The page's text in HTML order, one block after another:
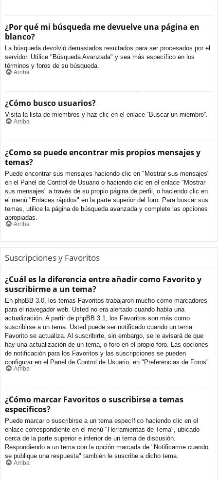
¿Por qué mi búsqueda me devuelve una página en
blanco?
La búsqueda devolvió demasiados resultados para ser procesados por el
servidor. Utilice "Búsqueda Avanzada" y sea más específico en los
términos y foros de su búsqueda.
Arriba
¿Cómo busco usuarios?
Visita la lista de miembros y haz clic en el enlace “Buscar un miembro”.
Arriba
¿Como se puede encontrar mis propios mensajes y
temas?
Puede encontrar sus mensajes haciendo clic en "Mostrar sus mensajes"
en el Panel de Control de Usuario o haciendo clic en el enlace "Mostrar
sus mensajes" a través de su propio página de perfil, o haciendo clic en
el menú "Enlaces rápidos" en la parte superior del foro. Para buscar sus
temas, utilice la página de búsqueda avanzada y complete las opciones
apropiadas.
Arriba
Suscripciones y Favoritos
¿Cuál es la diferencia entre añadir como Favorito y
suscribirme a un tema?
En phpBB 3.0, los temas Favoritos trabajaron mucho como marcadores
para el navegador web. Usted no era alertado cuando había una
actualización. A partir de phpBB 3.1, los Favoritos son más como
suscribirse a un tema. Usted puede ser notificado cuando un tema
Favorito se actualiza. Al suscribirte, sin embargo, se le avisará de que
hay una actualización de un tema, o foro en el propio foro. Las opciones
de notificación para los Favoritos y las suscripciones se pueden
configurar en el Panel de Control de Usuario, en "Preferencias de Foros".
Arriba
¿Cómo marcar Favoritos o suscribirse a temas
específicos?
Puede marcar o suscribirse a un tema específico haciendo clic en el
enlace correspondiente en el menú "Herramientas de Tema", ubicado
cerca de la parte superior e inferior de un tema de discusión.
Respondiendo a un tema con la opción marcada de "Notificarme cuando
se publique una respuesta" también le suscribe a dicho tema.
Arriba